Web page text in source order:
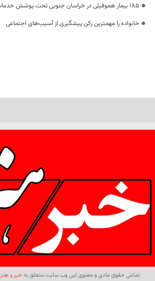
۱۸۵ بیمار هموفیلی در خراسان جنوبی تحت پوشش خدمات بیمه سلامت قرار دارند
خانواده را مهمترین رکن پیشگیری از آسیب‌های اجتماعی
تمامی حقوق مادی و معنوی این وب سایت متعلق بهخبر و هنر